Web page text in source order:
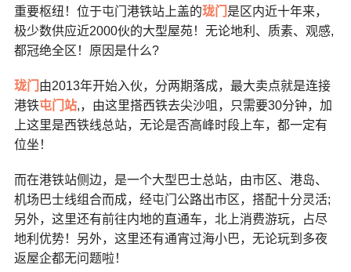
重要枢纽！位于屯门港铁站上盖的珑门 是区内近十年来，
极少数供应近2000伙的大型屋苑！无论地利、质素、观感,
都冠绝全区！原因是什么?
珑门 由2013年开始入伙，分两期落成，最大卖点就是连接
港铁屯门站,，由这里搭西铁去尖沙咀，只需要30分钟，加
上这里是西铁线总站，无论是否高峰时段上车，都一定有
位坐！
而在港铁站侧边，是一个大型巴士总站，由市区、港岛、
机场巴士线组合而成，经屯门公路出市区，搭配十分灵活;
另外，这里还有前往内地的直通车，北上消费游玩，占尽
地利优势！另外，这里还有通宵过海小巴，无论玩到多夜
返屋企都无问题啦！